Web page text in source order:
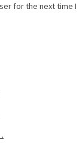
for the next time I